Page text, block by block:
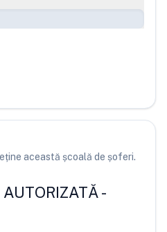
această școală de șoferi.
-